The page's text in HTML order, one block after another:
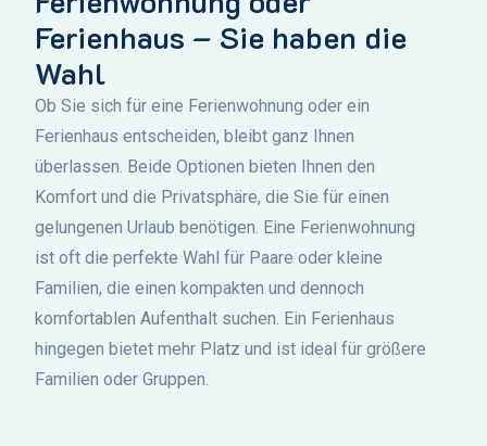
Ferienhaus – Sie haben die
Wahl
Ob Sie sich für eine Ferienwohnung oder ein
Ferienhaus entscheiden, bleibt ganz Ihnen
überlassen. Beide Optionen bieten Ihnen den
Komfort und die Privatsphäre, die Sie für einen
gelungenen Urlaub benötigen. Eine Ferienwohnung
ist oft die perfekte Wahl für Paare oder kleine
Familien, die einen kompakten und dennoch
komfortablen Aufenthalt suchen. Ein Ferienhaus
hingegen bietet mehr Platz und ist ideal für größere
Familien oder Gruppen.